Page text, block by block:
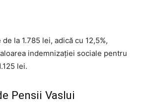
la 1.785 lei, adică cu 12,5%,
indemnizației sociale pentru
lei.
Pensii Vaslui